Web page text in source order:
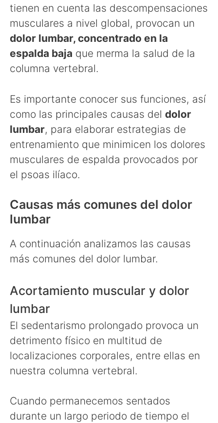
tienen en cuenta las descompensaciones
musculares a nivel global, provocan un
dolor lumbar, concentrado en la
espalda baja que merma la salud de la
columna vertebral.
Es importante conocer sus funciones, así
como las principales causas del dolor
lumbar, para elaborar estrategias de
entrenamiento que minimicen los dolores
musculares de espalda provocados por
el psoas ilíaco.
Causas más comunes del dolor
lumbar
A continuación analizamos las causas
más comunes del dolor lumbar.
Acortamiento muscular y dolor
lumbar
El sedentarismo prolongado provoca un
detrimento físico en multitud de
localizaciones corporales, entre ellas en
nuestra columna vertebral.
Cuando permanecemos sentados
durante un largo periodo de tiempo el